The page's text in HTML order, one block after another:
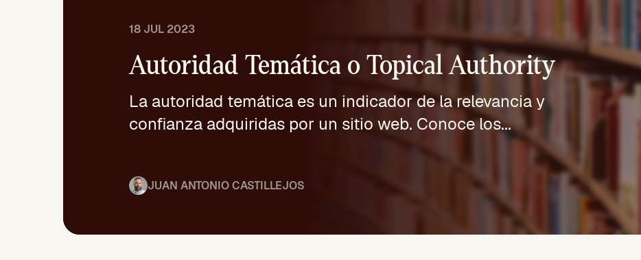
18 JUL 2023
Autoridad Temática o Topical Authority
La autoridad temática es un indicador de la relevancia y
confianza adquiridas por un sitio web. Conoce los...
JUAN ANTONIO CASTILLEJOS